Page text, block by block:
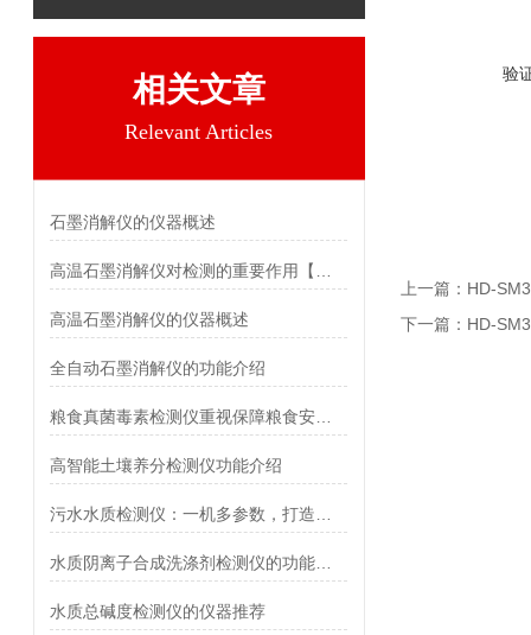
相关文章
Relevant Articles
石墨消解仪的仪器概述
高温石墨消解仪的仪器概述
全自动石墨消解仪的功能介绍
高智能土壤养分检测仪功能介绍
水质总碱度检测仪的仪器推荐
验
上一篇： HD-
下一篇： HD-